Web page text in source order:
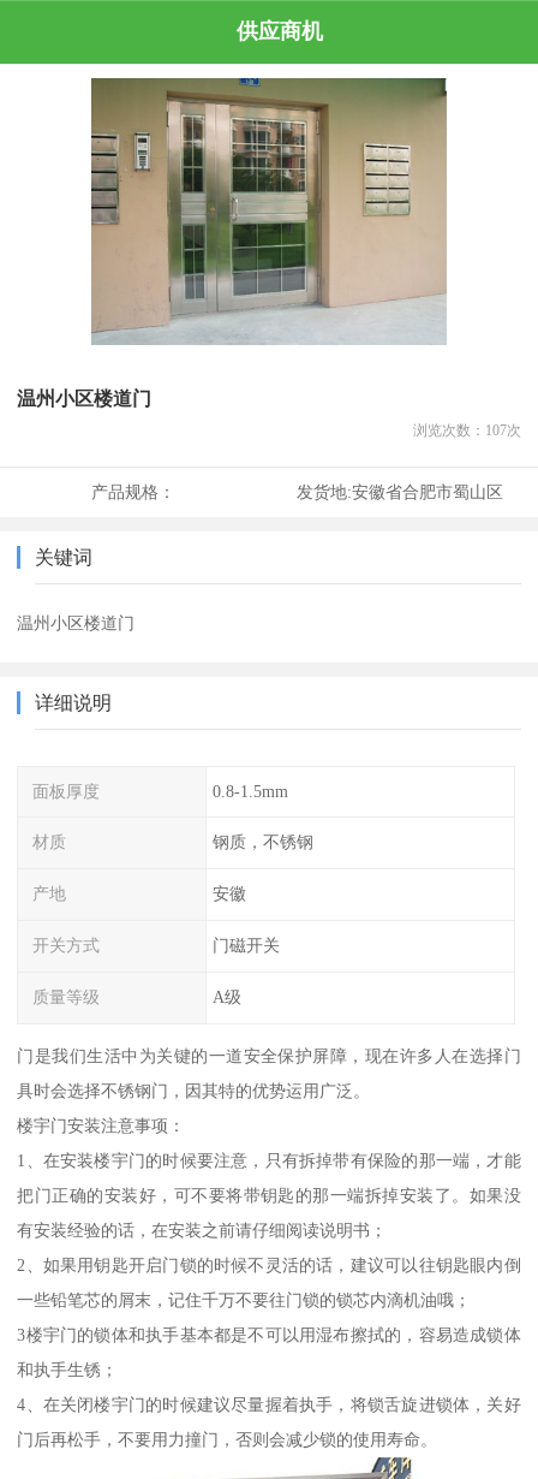
供应商机
温州小区楼道门
浏览次数： 107次
产品规格： 发货地:安徽省合肥市蜀山区
关键词
温州小区楼道门
详细说明
面板厚度 0.8-1.5mm
材质 钢质，不锈钢
产地 安徽
开关方式 门磁开关
质量等级 A级
门是我们生活中为关键的一道安全保护屏障，现在许多人在选择门
具时会选择不锈钢门，因其特的优势运用广泛。
楼宇门安装注意事项：
1、在安装楼宇门的时候要注意，只有拆掉带有保险的那一端，才能
把门正确的安装好，可不要将带钥匙的那一端拆掉安装了。如果没
有安装经验的话，在安装之前请仔细阅读说明书；
2、如果用钥匙开启门锁的时候不灵活的话，建议可以往钥匙眼内倒
一些铅笔芯的屑末，记住千万不要往门锁的锁芯内滴机油哦；
3楼宇门的锁体和执手基本都是不可以用湿布擦拭的，容易造成锁体
和执手生锈；
4、在关闭楼宇门的时候建议尽量握着执手，将锁舌旋进锁体，关好
门后再松手，不要用力撞门，否则会减少锁的使用寿命。